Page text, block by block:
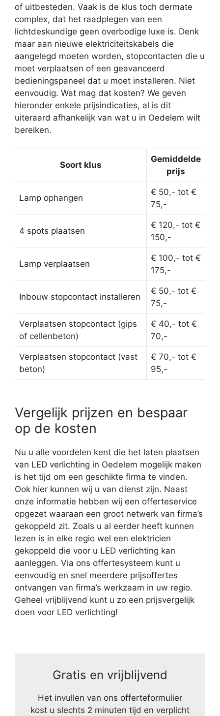
of uitbesteden. Vaak is de klus toch dermate
complex, dat het raadplegen van een
lichtdeskundige geen overbodige luxe is. Denk
maar aan nieuwe elektriciteitskabels die
aangelegd moeten worden, stopcontacten die u
moet verplaatsen of een geavanceerd
bedieningspaneel dat u moet installeren. Niet
eenvoudig. Wat mag dat kosten? We geven
hieronder enkele prijsindicaties, al is dit
uiteraard afhankelijk van wat u in Oedelem wilt
bereiken.
Soort klus
Gemiddelde
prijs
Lamp ophangen
€ 50,- tot €
75,-
4 spots plaatsen
€ 120,- tot €
150,-
Lamp verplaatsen
€ 100,- tot €
175,-
Inbouw stopcontact installeren
€ 50,- tot €
75,-
Verplaatsen stopcontact (gips
of cellenbeton)
€ 40,- tot €
70,-
Verplaatsen stopcontact (vast
beton)
€ 70,- tot €
95,-
Vergelijk prijzen en bespaar
op de kosten
Nu u alle voordelen kent die het laten plaatsen
van LED verlichting in Oedelem mogelijk maken
is het tijd om een geschikte firma te vinden.
Ook hier kunnen wij u van dienst zijn. Naast
onze informatie hebben wij een offerteservice
opgezet waaraan een groot netwerk van firma’s
gekoppeld zit. Zoals u al eerder heeft kunnen
lezen is in elke regio wel een elektricien
gekoppeld die voor u LED verlichting kan
aanleggen. Via ons offertesysteem kunt u
eenvoudig en snel meerdere prijsoffertes
ontvangen van firma’s werkzaam in uw regio.
Geheel vrijblijvend kunt u zo een prijsvergelijk
doen voor LED verlichting!
Gratis en vrijblijvend
Het invullen van ons offerteformulier
kost u slechts 2 minuten tijd en verplicht